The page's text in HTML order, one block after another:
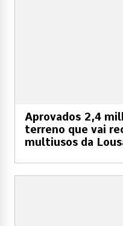
Aprovados 2,4
terreno que vai
multiusos da